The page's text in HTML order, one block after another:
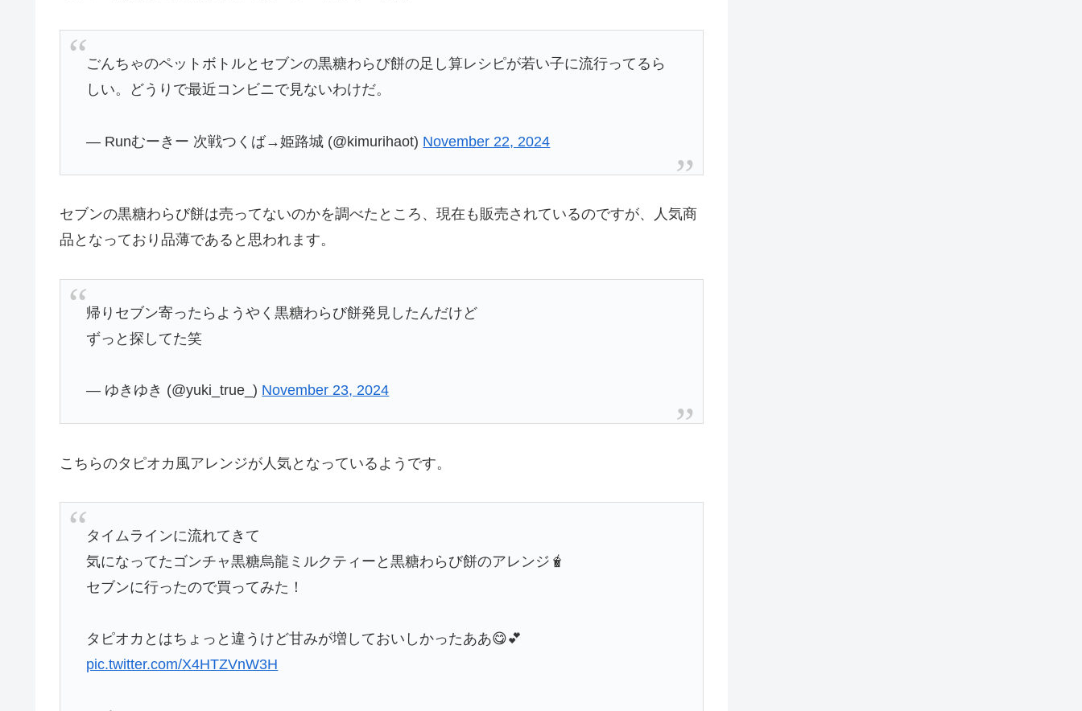
ごんちゃのペットボトルとセブンの黒糖わらび餅の足し算レシピが若い子に流行ってるら
しい。どうりで最近コンビニで見ないわけだ。
— Runむーきー 次戦つくば→姫路城 (@kimurihaot) November 22, 2024
セブンの黒糖わらび餅は売ってないのかを調べたところ、現在も販売されているのですが、人気商
品となっており品薄であると思われます。
帰りセブン寄ったらようやく黒糖わらび餅発見したんだけど
ずっと探してた笑
— ゆきゆき (@yuki_true_) November 23, 2024
こちらのタピオカ風アレンジが人気となっているようです。
タイムラインに流れてきて
気になってたゴンチャ黒糖烏龍ミルクティーと黒糖わらび餅のアレンジ🧋
セブンに行ったので買ってみた！
タピオカとはちょっと違うけど甘みが増しておいしかったああ😋💕
pic.twitter.com/X4HTZVnW3H